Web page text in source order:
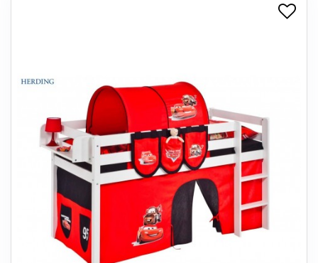
+
OPBEVARING
TÆPPER
HAVEMØBLER
ENTREMØBLER
SPAR PENGE PÅ UDVALGTE VARER